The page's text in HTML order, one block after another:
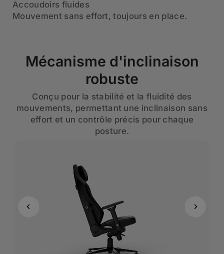
Accoudoirs fluides
Mouvement sans effort, toujours en place.
Mécanisme d'inclinaison
robuste
Conçu pour la stabilité et la fluidité des
mouvements, permettant une inclinaison sans
effort et un contrôle précis pour chaque
posture.